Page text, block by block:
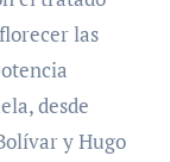
las
desde
y Hugo